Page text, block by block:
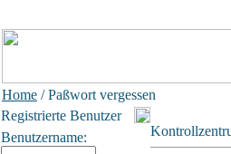
Home / Paßwort vergessen
Registrierte Benutzer
Benutzername: